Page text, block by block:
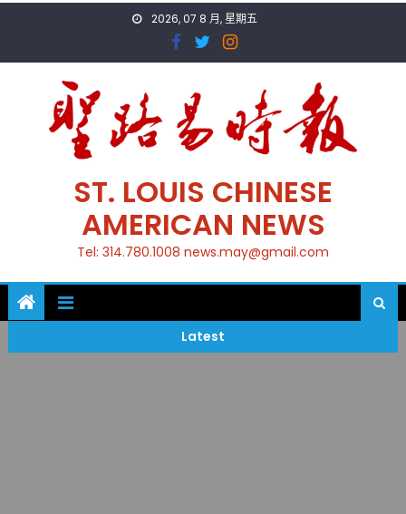
2026, 07 8 月, 星期五
ST. LOUIS CHINESE
AMERICAN NEWS
Tel: 314.780.1008 news.may@gmail.com
Latest